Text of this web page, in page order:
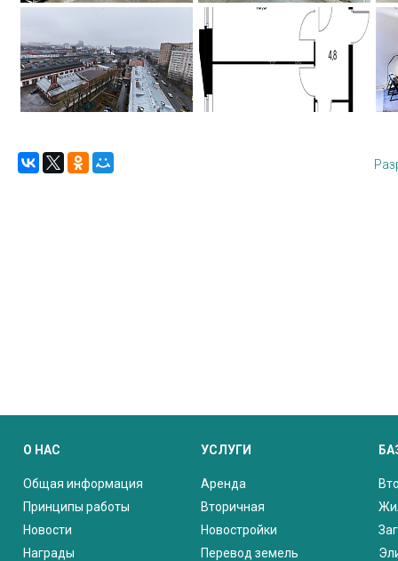
О НАС
Общая информация
Принципы работы
Новости
Награды
УСЛУГИ
Аренда
Вторичная
Новостройки
Перевод земель